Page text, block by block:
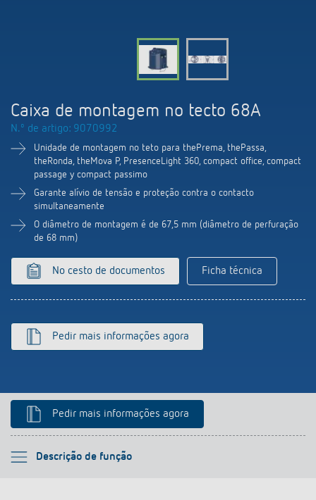
Distribuicao global
Caixa de montagem no tecto 68A
N.º de artigo: 9070992
Unidade de montagem no teto para thePrema, thePassa,
theRonda, theMova P, PresenceLight 360, compact office, compact
passage y compact passimo
Garante alívio de tensão e proteção contra o contacto
simultaneamente
O diâmetro de montagem é de 67,5 mm (diâmetro de perfuração
de 68 mm)
No cesto de documentos Ficha técnica
Pedir mais informações agora
Pedir mais informações agora
Descrição de função
Por favor selecione